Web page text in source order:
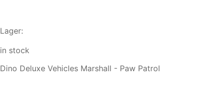
Lager:
in stock
Dino Deluxe Vehicles Marshall - Paw Patrol